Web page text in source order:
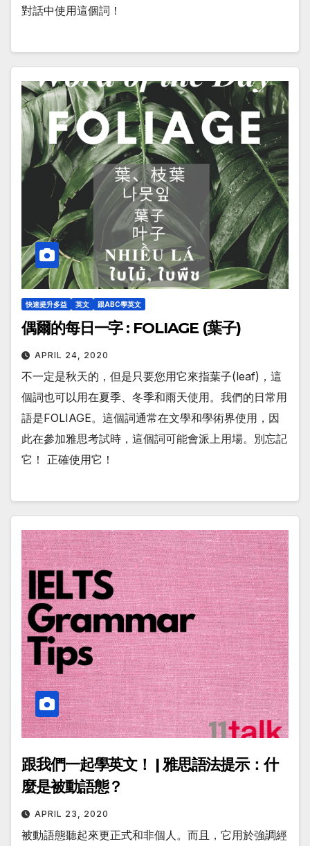
對話中使用這個詞！
快速提升多益 英文 跟ABC學英文
偶爾的每日一字 : FOLIAGE (葉子)
APRIL 24, 2020
不一定是秋天的，但是只要您用它來指葉子(leaf)，這
個詞也可以用在夏季、冬季和雨天使用。我們的日常用
語是FOLIAGE。這個詞通常在文學和學術界使用，因
此在參加雅思考試時，這個詞可能會派上用場。別忘記
它！ 正確使用它！
跟我們一起學英文！ | 雅思語法提示：什
麼是被動語態？
APRIL 23, 2020
被動語態聽起來更正式和非個人。而且，它用於強調經